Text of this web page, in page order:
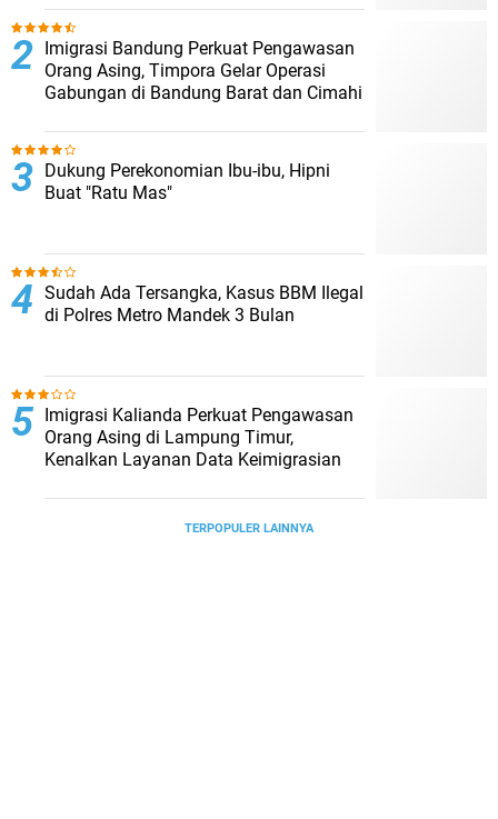
Imigrasi Bandung Perkuat Pengawasan
Orang Asing, Timpora Gelar Operasi
Gabungan di Bandung Barat dan Cimahi
Dukung Perekonomian Ibu-ibu, Hipni
Buat "Ratu Mas"
Sudah Ada Tersangka, Kasus BBM Ilegal
di Polres Metro Mandek 3 Bulan
Imigrasi Kalianda Perkuat Pengawasan
Orang Asing di Lampung Timur,
Kenalkan Layanan Data Keimigrasian
TERPOPULER LAINNYA